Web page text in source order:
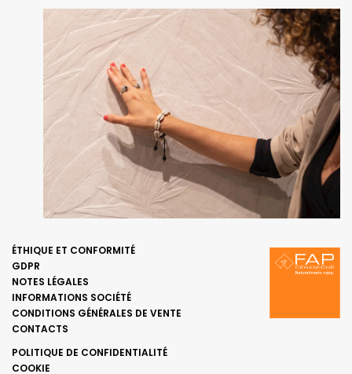
ÉTHIQUE ET CONFORMITÉ
GDPR
NOTES LÉGALES
INFORMATIONS SOCIÉTÉ
CONDITIONS GÉNÉRALES DE VENTE
CONTACTS
POLITIQUE DE CONFIDENTIALITÉ
COOKIE